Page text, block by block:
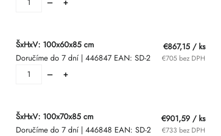
ŠxHxV: 100x60x85 cm
Doručíme do 7 dní | 446847 EAN: SD-2
€867,15 / ks
€705 bez DPH
ŠxHxV: 100x70x85 cm
Doručíme do 7 dní | 446848 EAN: SD-2
€901,59 / ks
€733 bez DPH